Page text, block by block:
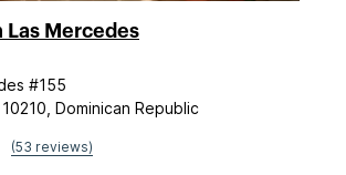
Las Mercedes
#155
Dominican Republic
(53 reviews)